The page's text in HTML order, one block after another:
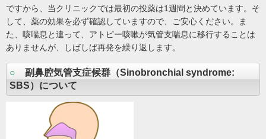
ですから、当クリニックでは最初の投薬は1週間と決めています。そ
して、薬の効果を必ず確認していますので、ご安心ください。ま
た、咳喘息と違って、アトピー咳嗽が気管支喘息に移行することは
ありませんが、しばしば再発を繰り返します。
○ 副鼻腔気管支症候群（Sinobronchial syndrome:
SBS）について